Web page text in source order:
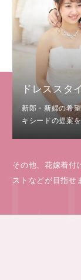
ドレススタ
新郎・新婦の希
キシードの提案を
その他、花嫁着付
ストなどが目指せ